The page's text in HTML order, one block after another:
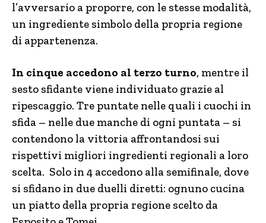
l’avversario a proporre, con le stesse modalità,
un ingrediente simbolo della propria regione
di appartenenza.
In cinque accedono al terzo turno, mentre il
sesto sfidante viene individuato grazie al
ripescaggio. Tre puntate nelle quali i cuochi in
sfida – nelle due manche di ogni puntata – si
contendono la vittoria affrontandosi sui
rispettivi migliori ingredienti regionali a loro
scelta. Solo in 4 accedono alla semifinale, dove
si sfidano in due duelli diretti: ognuno cucina
un piatto della propria regione scelto da